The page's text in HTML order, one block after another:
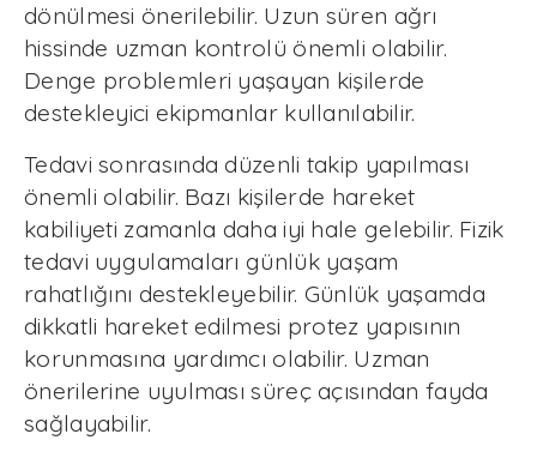
dönülmesi önerilebilir. Uzun süren ağrı
hissinde uzman kontrolü önemli olabilir.
Denge problemleri yaşayan kişilerde
destekleyici ekipmanlar kullanılabilir.
Tedavi sonrasında düzenli takip yapılması
önemli olabilir. Bazı kişilerde hareket
kabiliyeti zamanla daha iyi hale gelebilir. Fizik
tedavi uygulamaları günlük yaşam
rahatlığını destekleyebilir. Günlük yaşamda
dikkatli hareket edilmesi protez yapısının
korunmasına yardımcı olabilir. Uzman
önerilerine uyulması süreç açısından fayda
sağlayabilir.